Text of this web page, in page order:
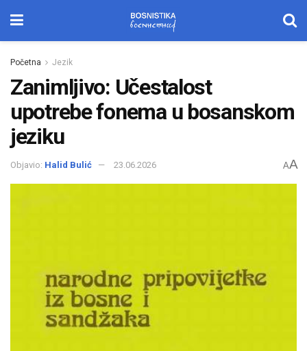
Početna Jezik
Zanimljivo: Učestalost
upotrebe fonema u bosanskom
jeziku
Objavio: Halid Bulić 23.06.2026 AA